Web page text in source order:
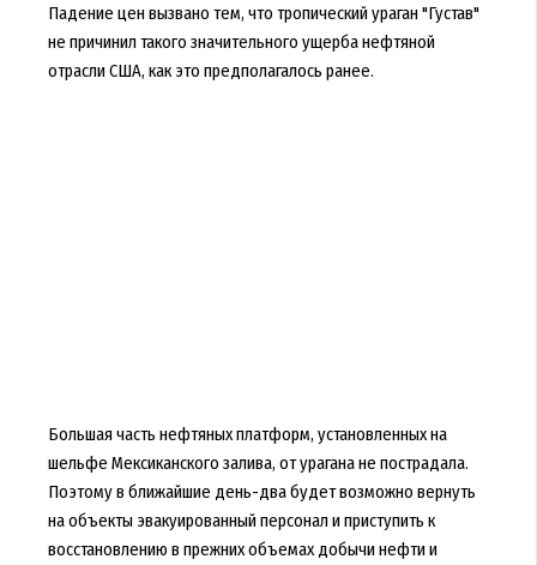
Падение цен вызвано тем, что тропический ураган "Густав"
не причинил такого значительного ущерба нефтяной
отрасли США, как это предполагалось ранее.
Большая часть нефтяных платформ, установленных на
шельфе Мексиканского залива, от урагана не пострадала.
Поэтому в ближайшие день-два будет возможно вернуть
на объекты эвакуированный персонал и приступить к
восстановлению в прежних объемах добычи нефти и